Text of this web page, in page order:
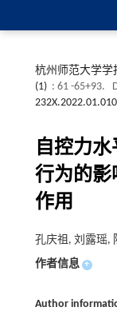
杭州师范大学学
(1) : 61 -65+93.
232X.2022.01.010
自控力
行为的影
作用
孔庆祖, 刘露瑶,
作者信息 +
Author